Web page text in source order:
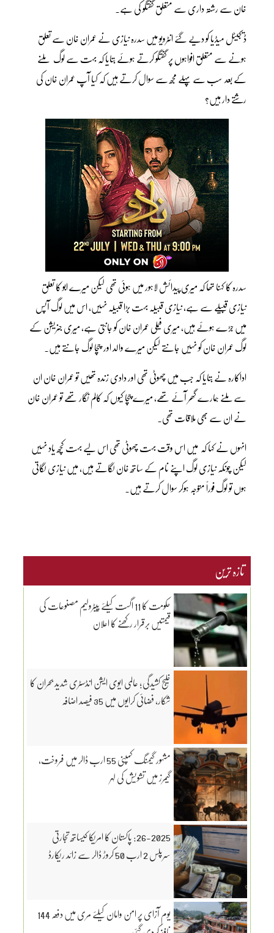
خان سے رشتہ داری سے متعلق گفتگو کی ہے۔
ڈیجیٹل میڈیا کو دیے گئے انٹرویو میں سدرہ نیازی نے عمران خان سے تعلق
ہونے سے متعلق افواہوں پر گفتگو کرتے ہوئے بتایا کہ بہت سے لوگ ملنے
کے بعد سب سے پہلے مجھ سے سوال کرتے ہیں کہ کیا آپ عمران خان کی
رشتے دار ہیں؟
سدرہ کا کہنا تھا کہ میری پیدائش لاہور میں ہوئی تھی لیکن میرے ابو کا تعلق
نیازی قبیلے سے ہے، نیازی قبیلہ بہت بڑا قبیلہ نہیں، اس میں لوگ آپس
میں جڑے ہوئے ہیں، میری فیملی عمران خان کو جانتی ہے، میری جنریشن کے
لوگ عمران خان کو نہیں جانتے لیکن میرے والد اور چچا لوگ جانتے ہیں۔
اداکارہ نے بتایا کہ جب میں چھوٹی تھی اور دادی زندہ تھیں تو عمران خان ان
سے ملنے ہمارے گھر آئے تھے، میرے چچا کیوں کہ کالم نگار تھے تو عمران خان
نے ان سے بھی ملاقات تھی۔
انہوں نے کہا کہ میں اس وقت بہت چھوٹی تھی اس لیے بہت کچھ یاد نہیں
لیکن چونکہ نیازی لوگ اپنے نام کے ساتھ خان لگاتے ہیں، میں نیازی لگاتی
ہوں تو لوگ فوراً متوجہ ہوکر سوال کرتے ہیں۔
تازہ ترین
حکومت کا 11 اگست کیلئے پیٹرولیم مصنوعات کی
قیمتیں برقرار رکھنے کا اعلان
خلیج کشیدگی؛ عالمی ایوی ایشن انڈسٹری شدید بحران کا
شکار، فضائی کرایوں میں 35 فیصد اضافہ
مشہور گیمنگ کمپنی 55 ارب ڈالر میں فروخت،
گیمرز میں تشویش کی لہر
26-2025: پاکستان کا امریکا کیساتھ تجارتی
سرپلس 2 ارب 50 کروڑ ڈالر سے زائد ریکارڈ
یوم آزای پر امن وامان کیلئے مری میں دفعہ 144